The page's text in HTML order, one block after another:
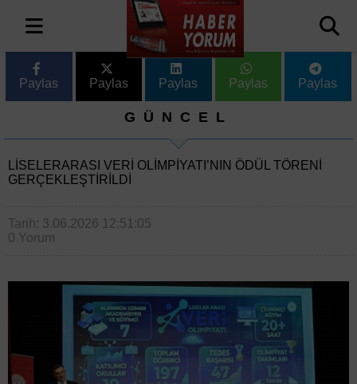
Paylas Paylas Paylas Paylas Paylas
GÜNCEL
LISELERARASI VERI OLIMPIYATI’NIN ÖDÜL TÖRENI
GERÇEKLEŞTIRILDI
Tarih: 3.06.2026 12:51:05
0 Yorum